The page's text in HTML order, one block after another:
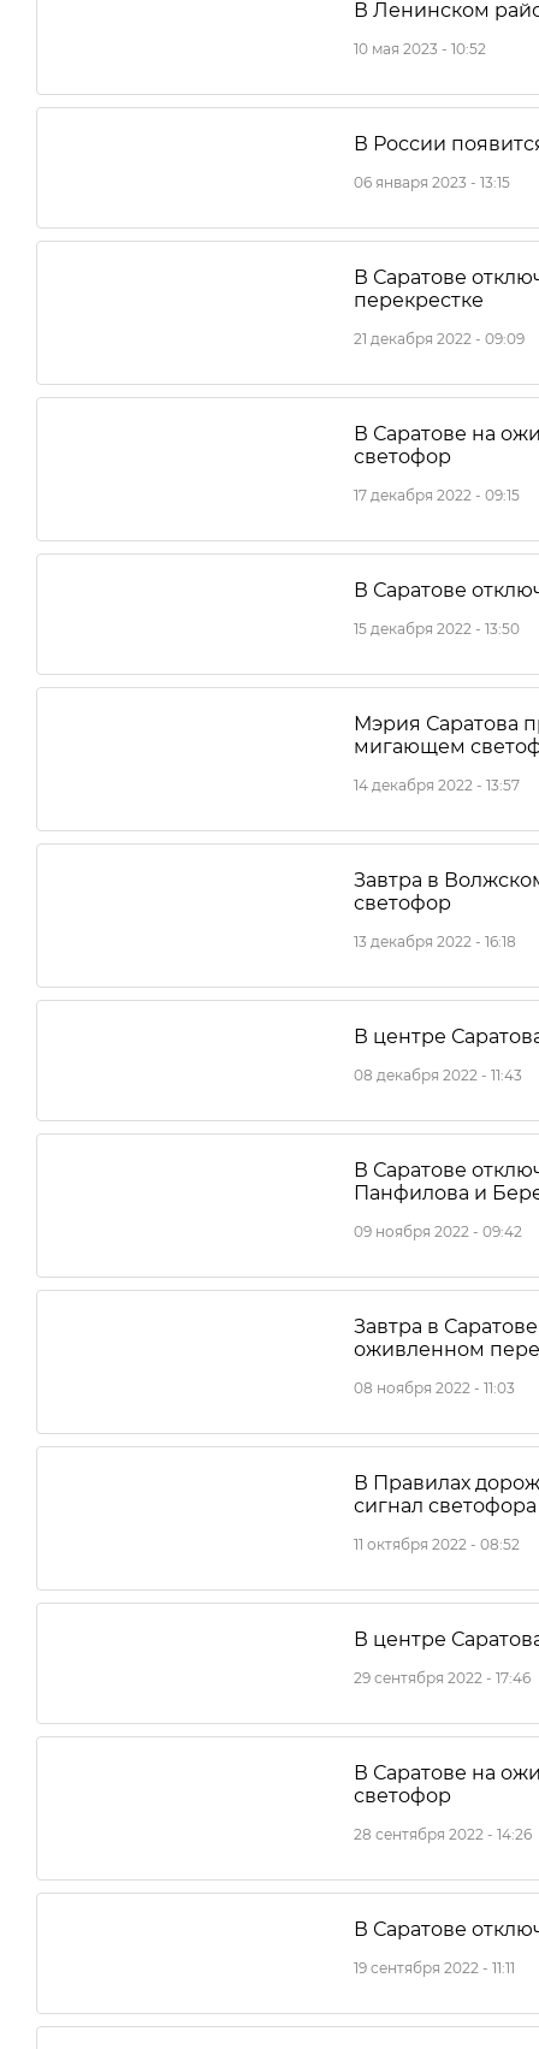
В Ленинском
10 мая 2023 - 10:52
В России
06 января 2023 - 13:15
В Саратове
перекрестке
21 декабря 2022 - 09:09
В Саратове на
светофор
17 декабря 2022 - 09:15
В Саратове
15 декабря 2022 - 13:50
Мэрия Саратова
мигающем
14 декабря 2022 - 13:57
Завтра в
светофор
13 декабря 2022 - 16:18
В центре
08 декабря 2022 - 11:43
В Саратове
Панфилова и
09 ноября 2022 - 09:42
Завтра в
оживленном
08 ноября 2022 - 11:03
В Правилах
сигнал светофора
11 октября 2022 - 08:52
В центре
29 сентября 2022 - 17:46
В Саратове на
светофор
28 сентября 2022 - 14:26
В Саратове
19 сентября 2022 - 11:11